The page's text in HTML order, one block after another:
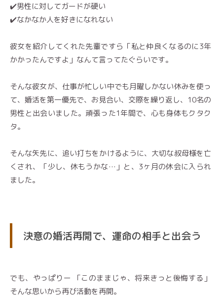
✔️男性に対してガードが硬い
✔️なかなか人を好きになれない
彼女を紹介してくれた先輩ですら「私と仲良くなるのに3年
かかったんですよ」なんて言ってたぐらいです。
そんな彼女が、仕事が忙しい中でも月曜しかない休みを使っ
て、婚活を第一優先で、お見合い、交際を繰り返し、10名の
男性と出会いました。頑張った1年間で、心も身体もクタク
タ。
そんな矢先に、追い打ちをかけるように、大切な叔母様を亡
くされ、「少し、休もうかな…」と、3ヶ月の休会に入られ
ました。
決意の婚活再開で、運命の相手と出会う
でも、やっぱりー 「このままじゃ、将来きっと後悔する」
そんな思いから再び活動を再開。